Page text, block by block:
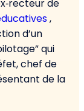
de
,
d’un
qui
chef de
de la